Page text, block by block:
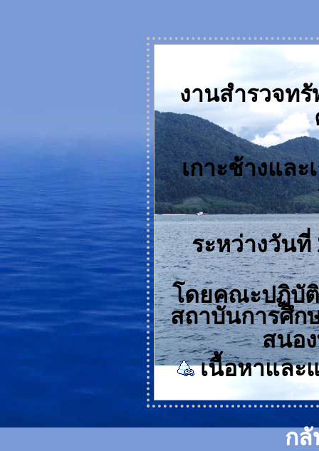
งานสำรวจทรั
เกาะช้างและ
ระหว่างวันที่
โดยคณะปฏิบัติ
สถาบันการศึก
สนอ
เนื้อหาและ
ก